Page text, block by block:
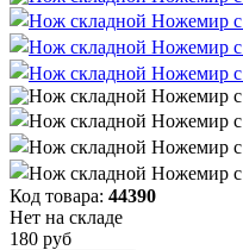
Код товара: 44390
Нет на складе
180 руб